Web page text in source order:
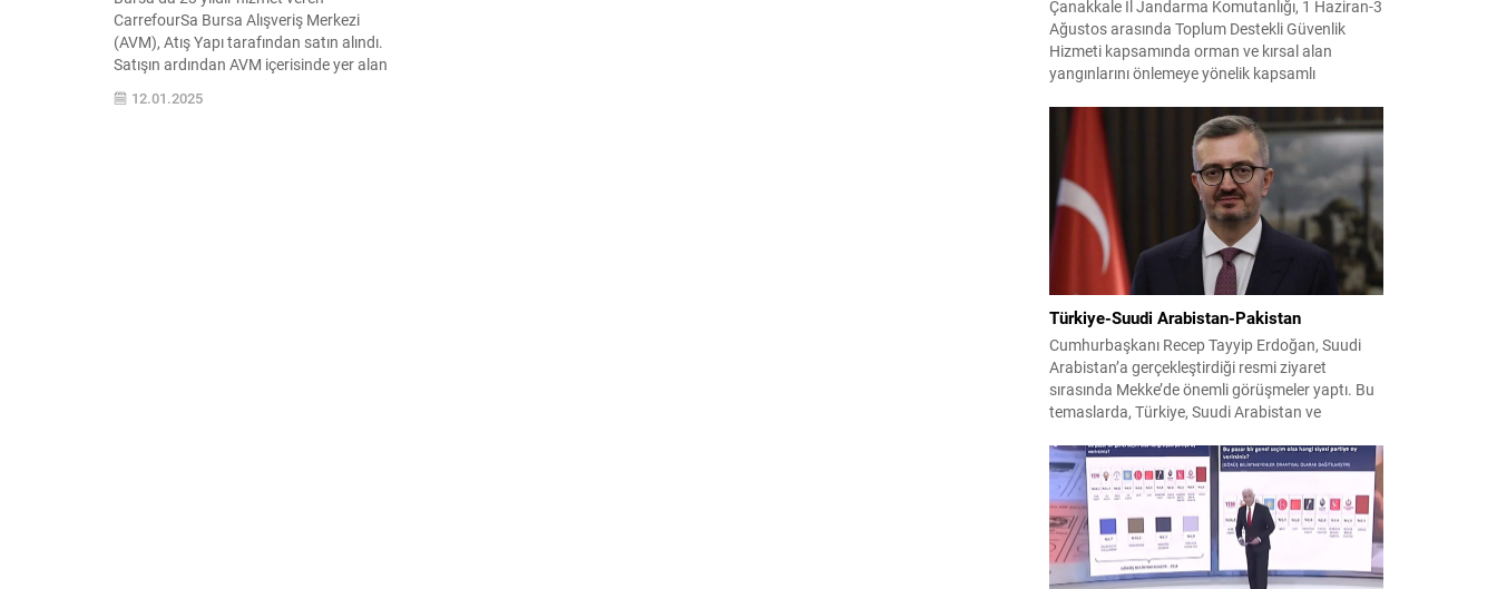
CarrefourSa Bursa Alışveriş Merkezi
(AVM), Atış Yapı tarafından satın alındı.
Satışın ardından AVM içerisinde yer alan
mağazalar Aralık ayında boşaltıldı ve
CarrefourSa’nın yıkım süreci başladı.
12.01.2025
Çanakkale İl Jandarma Komutanlığı, 1 Haziran-3
Ağustos arasında Toplum Destekli Güvenlik
Hizmeti kapsamında orman ve kırsal alan
yangınlarını önlemeye yönelik kapsamlı
görev yapan 178 tim ve 742 personel, sahada
aktif olarak halkı bilinçlendirdi ve denetim
faaliyetleri gerçekleştirdi. Faaliyetler esnasında
bin 315 biçerdöver ve balya...
Türkiye-Suudi Arabistan-Pakistan
Cumhurbaşkanı Recep Tayyip Erdoğan, Suudi
Arabistan’a gerçekleştirdiği resmi ziyaret
sırasında Mekke’de önemli görüşmeler yaptı. Bu
temaslarda, Türkiye, Suudi Arabistan ve
birliği çerçevesi oluşturuldu. Ziyaretin en somut
çıktısı, üç ülkenin imza attığı Mekke Ortak
Savunma Anlaşması oldu. Anlaşma; ortak
güvenlik yaklaşımıyla bölgesel barış, istikrar...